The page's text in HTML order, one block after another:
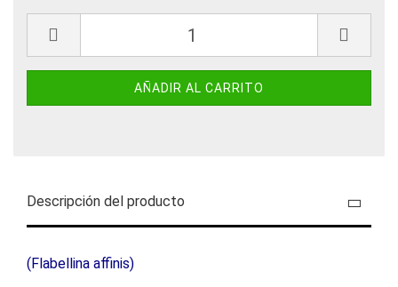
Descripción del producto
(Flabellina affinis)